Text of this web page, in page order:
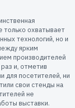
только охватывает
технологий, но и
ярким
производителей
и, отметив
для посетителей, ни
свои стенды на
не
выставки.